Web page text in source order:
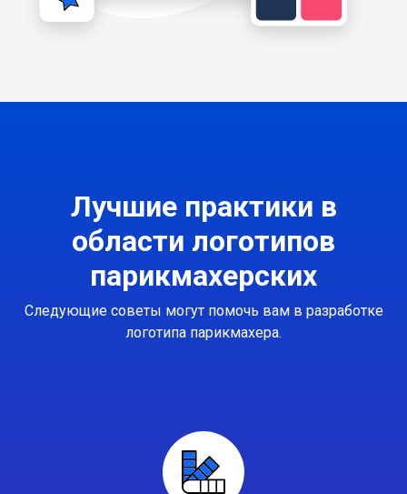
Лучшие практики в
области логотипов
парикмахерских
Следующие советы могут помочь вам в разработке
логотипа парикмахера.